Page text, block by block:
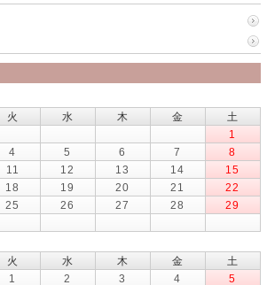
火 水 木 金
土
1
4 5 6 7
8
11 12 13 14
15
18 19 20 21
22
25 26 27 28
29
火 水 木 金
土
1
2 3 4
5